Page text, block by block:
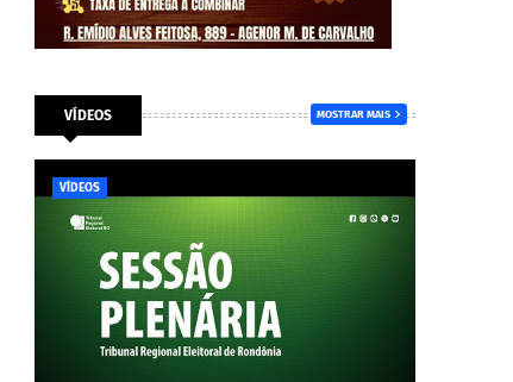
VÍDEOS MOSTRAR MAIS
VÍDEOS